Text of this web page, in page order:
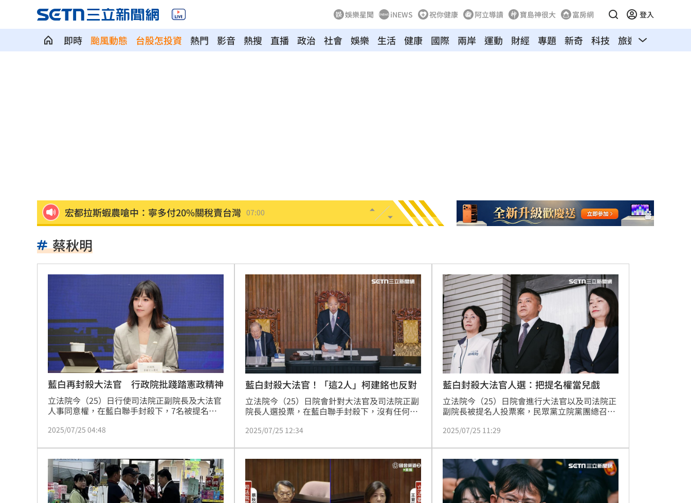
娛樂星聞 iNEWS 祝你健康 阿立導讀 寶島神很大 富房網 登入
即時 颱風動態 台股怎投資 熱門 影音 熱搜 直播 政治 社會 娛樂 生活 健康 國際 兩岸 運動 財經 專題 新奇 科技 旅遊 汽車
宏都拉斯蝦農嗆中：寧多付20%關稅賣台灣 07:00
特斯拉撞12車！目擊者：賓士擋下救好多人 06:37
姜厚任女友「3碩1博」爆造假！本人發聲了 06:33
慈濟遭詐10億 AIT突發文打擊詐騙網笑翻 06:09
新北爆警匪追逐…轟4槍射3輪！破窗逮毒駕 06:08
強彈千點！「18檔」收復失土台股ETF
7月急跌觸底 高含積這幾檔受益人激增！ 05:45
白海豚海警範圍擴大！最新暴風圈侵襲率曝
慈濟遭詐10億 國民黨不認錯反嗆⋯網炸鍋 05:43
就業意外爆冷！那指漲342點 標普500新高
美通過制裁案！川普可課俄國商品500%關稅 05:13
蔡秋明
藍白再封殺大法官 行政院批踐踏憲政精神
立法院今（25）日行使司法院正副院長及大法官
人事同意權，在藍白聯手封殺下，7名被提名人
放自由投票。對此，行政院發言人李慧芝回應，
人事審查議案，已經都沒有理性討論的空間。李
慧芝表示，行政院同為憲政機關，對於兩在野黨
罔顧憲政秩序的正常運作、罔顧人民的憲法救濟
權利，踐踏憲政精神的政治操作表示遺憾。
2025/07/25 04:48
藍白封殺大法官！「這2人」柯建銘也反對
立法院今（25）日院會針對大法官及司法院正副
院長人選投票，在藍白聯手封殺下，沒有任何提
大法官被提名人開放黨團自由投票。陳、詹兩人
總召柯建銘、王義川也對其投下反對票、立委王
定宇則對兩人投下無效票。
2025/07/25 12:34
藍白封殺大法官人選：把提名權當兒戲
立法院今（25）日院會進行大法官以及司法院正
副院長被提名人投票案，民眾黨立院黨團總召黃
賴清德「把提名權當兒戲」，院長被提名人蔡秋
痛斥，提名這樣極度不適任的人是對於台灣司法
改革的輕蔑，是對人民不信任司法的漠視，希望
賴清德能記取教訓、深刻反省。
2025/07/25 11:29